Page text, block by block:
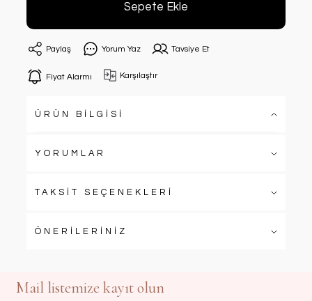
Sepete Ekle
Paylaş Yorum Yaz Tavsiye Et
Fiyat Alarmı Karşılaştır
ÜRÜN BİLGİSİ
YORUMLAR
TAKSİT SEÇENEKLERİ
ÖNERİLERİNİZ
Mail listemize kayıt olun